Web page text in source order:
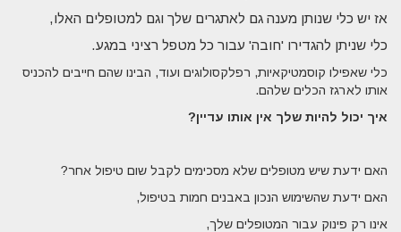
אז יש כלי שנותן מענה גם לאתגרים שלך וגם למטופלים האלו,
כלי שניתן להגדירו 'חובה' עבור כל מטפל רציני במגע.
כלי שאפילו קוסמטיקאיות, רפלקסולוגים ועוד, הבינו שהם חייבים להכניס
אותו לארגז הכלים שלהם.
איך יכול להיות שלך אין אותו עדיין?
האם ידעת שיש מטופלים שלא מסכימים לקבל שום טיפול אחר?
האם ידעת שהשימוש הנכון באבנים חמות בטיפול,
אינו רק פינוק עבור המטופלים שלך,